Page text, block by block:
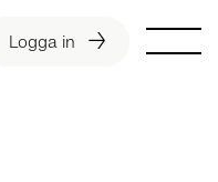
Logga in